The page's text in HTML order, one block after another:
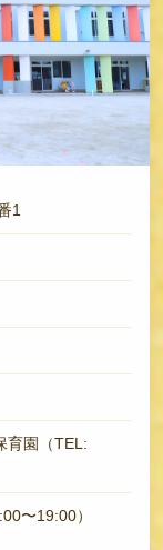
1
育園（TEL:
〜19:00）